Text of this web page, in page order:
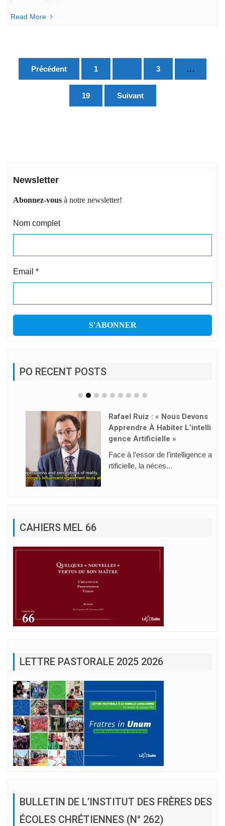
Read More
Pagination
des
Précédent 1 3 …
19 Suivant
Newsletter
Abonnez-vous à notre newsletter!
Nom complet
Email *
PO RECENT POSTS
Rafael Ruiz : « Nous Devons
Apprendre À Habiter L’intelli
Gence Artificielle »
Face à l’essor de l’intelligence a
rtificielle, la néces...
CAHIERS MEL 66
LETTRE PASTORALE 2025 2026
BULLETIN DE L’INSTITUT DES FRÈRES DES
ÉCOLES CHRÉTIENNES (N° 262)